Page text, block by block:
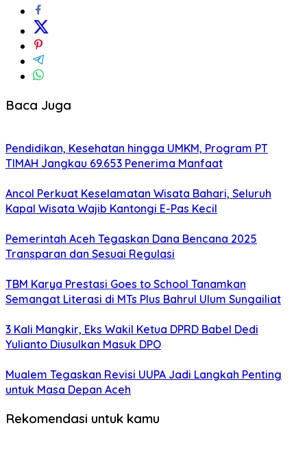
Baca Juga
Pendidikan, Kesehatan hingga UMKM, Program PT
TIMAH Jangkau 69.653 Penerima Manfaat
Ancol Perkuat Keselamatan Wisata Bahari, Seluruh
Kapal Wisata Wajib Kantongi E-Pas Kecil
Pemerintah Aceh Tegaskan Dana Bencana 2025
Transparan dan Sesuai Regulasi
TBM Karya Prestasi Goes to School Tanamkan
Semangat Literasi di MTs Plus Bahrul Ulum Sungailiat
3 Kali Mangkir, Eks Wakil Ketua DPRD Babel Dedi
Yulianto Diusulkan Masuk DPO
Mualem Tegaskan Revisi UUPA Jadi Langkah Penting
untuk Masa Depan Aceh
Rekomendasi untuk kamu